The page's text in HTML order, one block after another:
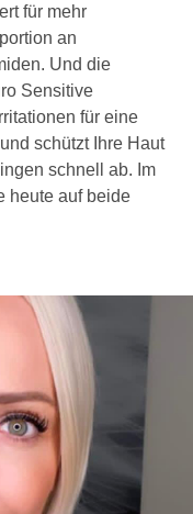
für mehr
an
Und die
Sensitive
für eine
schützt Ihre Haut
schnell ab. Im
heute auf beide